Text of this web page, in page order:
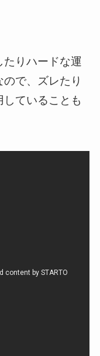
たりハードな運
で、ズレたり
ていることも